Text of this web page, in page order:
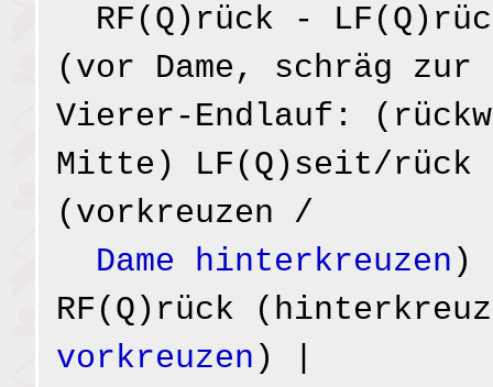
RF(Q)rück -
(vor Dame, schräg
Vierer-Endlauf:
Mitte) LF(Q)seit/rück
(vorkreuzen /
Dame hinterkreuzen )
RF(Q)rück
vorkreuzen ) |